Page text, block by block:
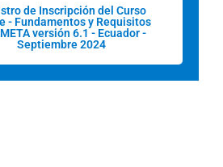
de Inscripción del Curso
- Fundamentos y Requisitos
versión 6.1 - Ecuador -
Septiembre 2024